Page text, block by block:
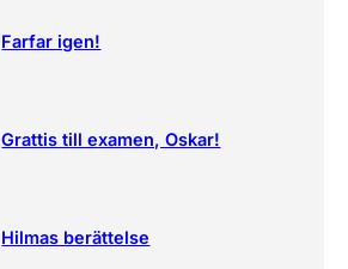
Farfar igen!
Grattis till examen, Oskar!
Hilmas berättelse